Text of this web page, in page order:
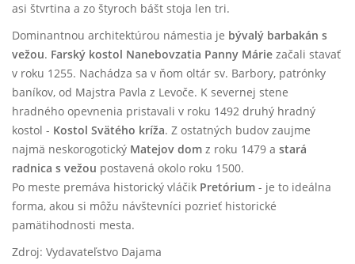
asi štvrtina a zo štyroch bášt stoja len tri.
Dominantnou architektúrou námestia je bývalý barbakán s
vežou. Farský kostol Nanebovzatia Panny Márie začali stavať
v roku 1255. Nachádza sa v ňom oltár sv. Barbory, patrónky
baníkov, od Majstra Pavla z Levoče. K severnej stene
hradného opevnenia pristavali v roku 1492 druhý hradný
kostol - Kostol Svätého kríža. Z ostatných budov zaujme
najmä neskorogotický Matejov dom z roku 1479 a stará
radnica s vežou postavená okolo roku 1500.
Po meste premáva historický vláčik Pretórium - je to ideálna
forma, akou si môžu návštevníci pozrieť historické
pamätihodnosti mesta.
Zdroj: Vydavateľstvo Dajama